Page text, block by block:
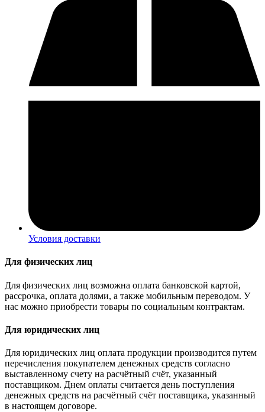
Условия доставки
Для физических лиц
Для физических лиц возможна оплата банковской картой,
рассрочка, оплата долями, а также мобильным переводом. У
нас можно приобрести товары по социальным контрактам.
Для юридических лиц
Для юридических лиц оплата продукции производится путем
перечисления покупателем денежных средств согласно
выставленному счету на расчётный счёт, указанный
поставщиком. Днем оплаты считается день поступления
денежных средств на расчётный счёт поставщика, указанный
в настоящем договоре.